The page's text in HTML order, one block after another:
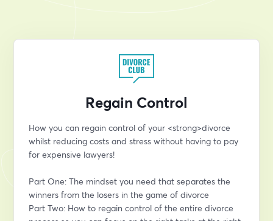
Regain Control
How you can regain control of your <strong>divorce
whilst reducing costs and stress without having to pay
for expensive lawyers!
Part One: The mindset you need that separates the
winners from the losers in the game of divorce
Part Two: How to regain control of the entire divorce